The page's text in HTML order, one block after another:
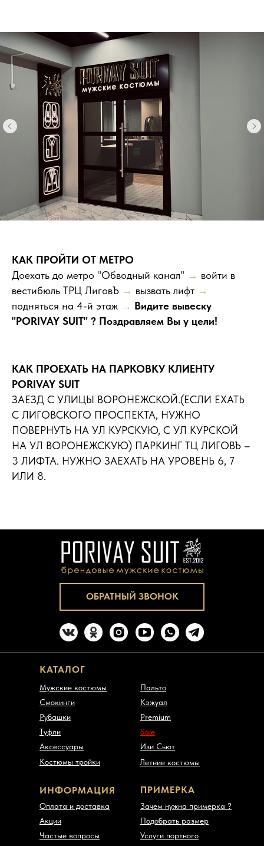
КАК ПРОЙТИ ОТ МЕТРО
Доехать до метро "Обводный канал" → войти в
вестибюль ТРЦ ЛиговЪ → вызвать лифт →
подняться на 4-й этаж → Видите вывеску
"PORIVAY SUIT" ? Поздравляем Вы у цели!
КАК ПРОЕХАТЬ НА ПАРКОВКУ КЛИЕНТУ
PORIVAY SUIT
ЗАЕЗД С УЛИЦЫ ВОРОНЕЖСКОЙ.(ЕСЛИ ЕХАТЬ
С ЛИГОВСКОГО ПРОСПЕКТА, НУЖНО
ПОВЕРНУТЬ НА УЛ КУРСКУЮ, С УЛ КУРСКОЙ
НА УЛ ВОРОНЕЖСКУЮ) ПАРКИНГ ТЦ ЛИГОВЪ –
3 ЛИФТА. НУЖНО ЗАЕХАТЬ НА УРОВЕНЬ 6, 7
ИЛИ 8.
ИНФОРМАЦИЯ ПРИМЕРКА
Зачем нужна примерка ?
Подобрать размер
Услуги портного
Оплата и доставка
Акции
Частые вопросы
Мужские костюмы
Костюмы тройки Летние костюмы
Смокинги
Рубашки
Туфли
Аксессуары
Пальто
Кэжуал
Premium
Sale
Изи Сьют
КАТАЛОГ
ОБРАТНЫЙ ЗВОНОК